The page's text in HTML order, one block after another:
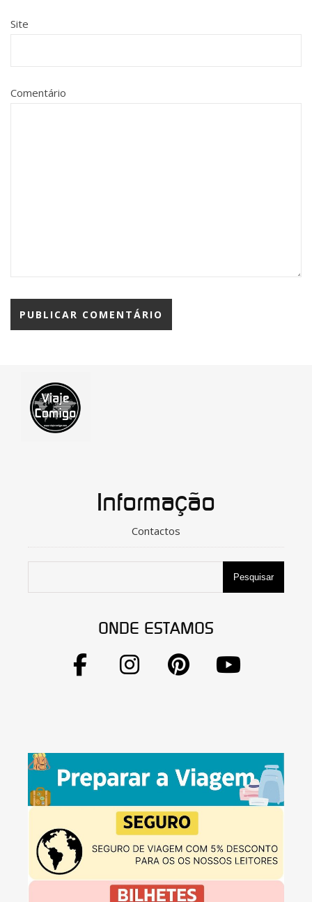
Site
Comentário
Informação
Contactos
Pesquisar
ONDE ESTAMOS